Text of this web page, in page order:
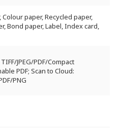
Colour paper, Recycled paper,
Bond paper, Label, Index card,
JPEG/PDF/Compact
PDF; Scan to Cloud:
PNG